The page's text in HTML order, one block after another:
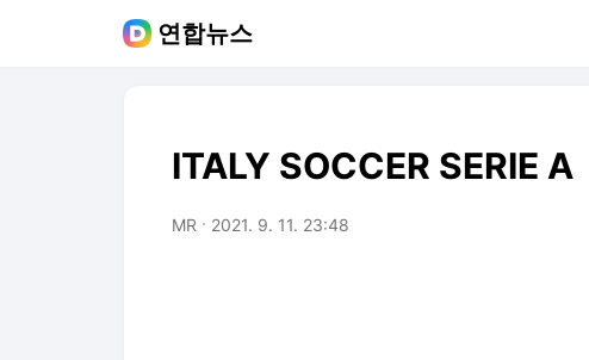
연합뉴스
ITALY SOCCER SERIE A
MR 2021. 9. 11. 23:48